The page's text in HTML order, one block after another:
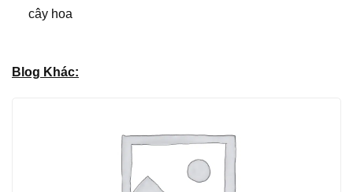
cây hoa
Blog Khác: